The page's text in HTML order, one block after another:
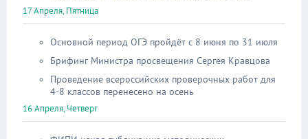
17 Апреля, Пятница
Основной период ОГЭ пройдёт с 8 июня по 31 июля
Брифинг Министра просвещения Сергея Кравцова
Проведение всероссийских проверочных работ для
4-8 классов перенесено на осень
16 Апреля, Четверг